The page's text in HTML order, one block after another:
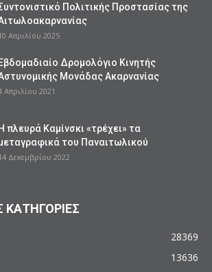
Πολιτικής Προστασίας της
Απριλίου 2025
Εβδομαδιαίο Δρομολόγιο Κινητής
Μονάδας Ακαρνανίας
Απριλίου 2021
Η πλευρά Καμίνσκι «τρέχει» τα
του Παναιτωλικού
Δεκεμβρίου 2022
ΚΑΤΗΓΟΡΙΕΣ
28369
13636